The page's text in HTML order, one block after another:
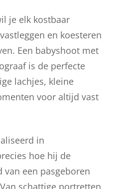
je elk kostbaar
en koesteren
Een babyshoot met
is de perfecte
lachjes, kleine
voor altijd vast
in
hoe hij de
een pasgeboren